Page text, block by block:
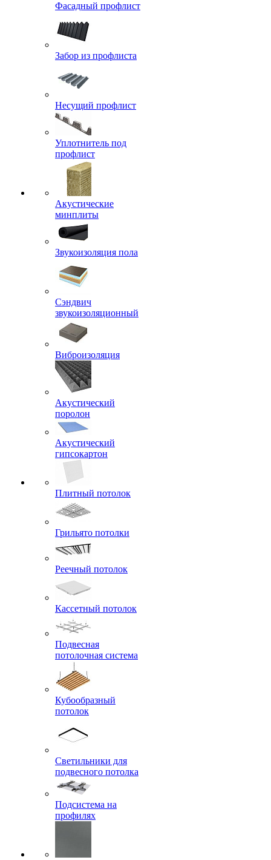
Фасадный профлист
Забор из профлиста
Несущий профлист
Уплотнитель под
профлист
Акустические
минплиты
Звукоизоляция пола
Сэндвич
звукоизоляционный
Виброизоляция
Акустический
поролон
Акустический
гипсокартон
Плитный потолок
Грильято потолки
Реечный потолок
Кассетный потолок
Подвесная
потолочная система
Кубообразный
потолок
Светильники для
подвесного потолка
Подсистема на
профилях